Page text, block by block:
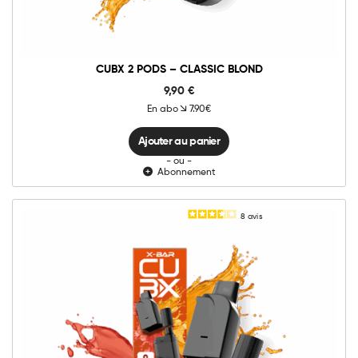
CUBX 2 PODS – CLASSIC BLOND
9,90 €
En abo 7.90€
Ajouter au panier
- ou -
Abonnement
8 avis